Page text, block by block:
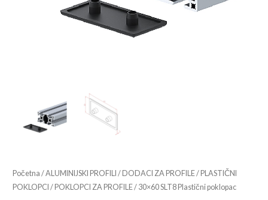
Početna /ALUMINIJSKI PROFILI / DODACI ZA PROFILE/ PLASTIČNI
POKLOPCI / POKLOPCI ZA PROFILE/ 30×60 SLT8 Plastični poklopac